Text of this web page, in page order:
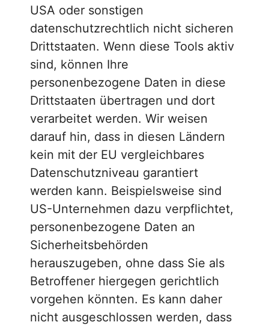
USA oder sonstigen
datenschutzrechtlich nicht sicheren
Drittstaaten. Wenn diese Tools aktiv
sind, können Ihre
personenbezogene Daten in diese
Drittstaaten übertragen und dort
verarbeitet werden. Wir weisen
darauf hin, dass in diesen Ländern
kein mit der EU vergleichbares
Datenschutzniveau garantiert
werden kann. Beispielsweise sind
US-Unternehmen dazu verpflichtet,
personenbezogene Daten an
Sicherheitsbehörden
herauszugeben, ohne dass Sie als
Betroffener hiergegen gerichtlich
vorgehen könnten. Es kann daher
nicht ausgeschlossen werden, dass